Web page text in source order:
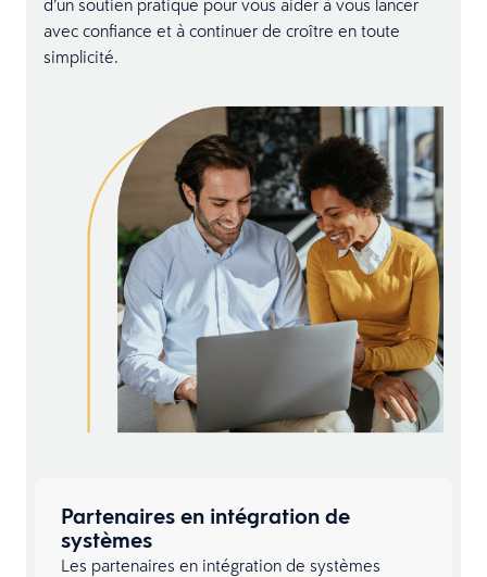
d’un soutien pratique pour vous aider à vous lancer
avec confiance et à continuer de croître en toute
simplicité.
Partenaires en intégration de
systèmes​
Les partenaires en intégration de systèmes